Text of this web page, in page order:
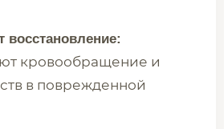
кровообращение и
в поврежденной